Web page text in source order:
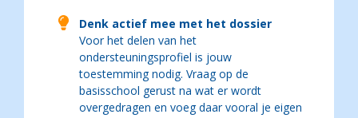
Denk actief mee met het dossier
Voor het delen van het
ondersteuningsprofiel is jouw
toestemming nodig. Vraag op de
basisschool gerust na wat er wordt
overgedragen en voeg daar vooral je eigen